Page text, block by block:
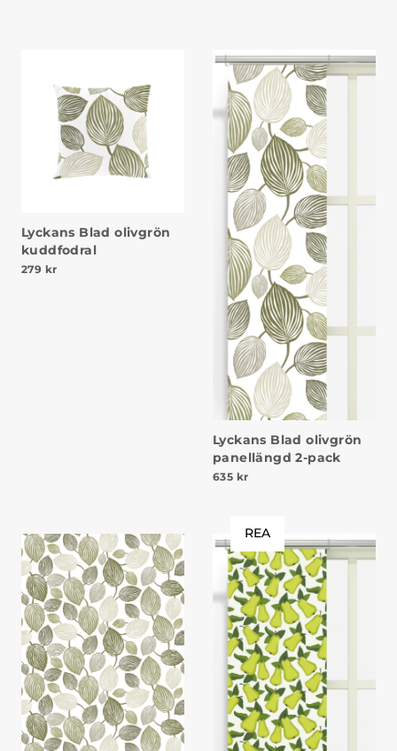
Lyckans Blad olivgrön
kuddfodral
279 kr
Lyckans Blad olivgrön
panellängd 2-pack
635 kr
REA